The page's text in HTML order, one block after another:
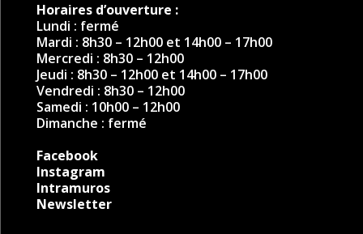
Horaires d’ouverture :
Lundi : fermé
Mardi : 8h30 – 12h00 et 14h00 – 17h00
Mercredi : 8h30 – 12h00
Jeudi : 8h30 – 12h00 et 14h00 – 17h00
Vendredi : 8h30 – 12h00
Samedi : 10h00 – 12h00
Dimanche : fermé
Facebook
Instagram
Intramuros
Newsletter